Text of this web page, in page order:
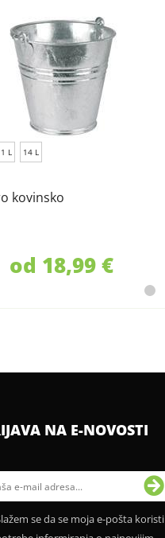
L 14 L
kovinsko
od 18,99 €
NA E-NOVOSTI
se da se moja e-pošta koristi